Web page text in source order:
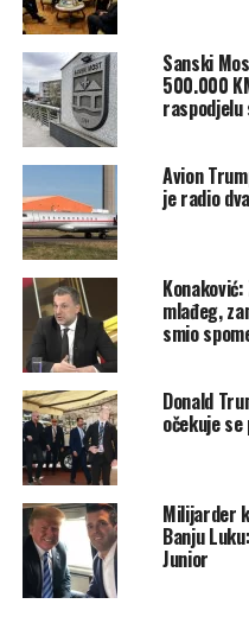
Federacije BiH.
Dodao je kako postoje
Republike Srpske da će taj
realizacije u narednoj
Asfaltiranjem ovog
Sanskog Mosta do
Osim toga, tako bi se
nalazi uz ovaj putni pravac
ekonomski mrtvo.
“Stvorili bi se mnogo bolji
stimulisala ekonomska
komunikaciji privrednicima
efikasnija konekcija na
Seferović.
Trasa
ali u lošem
Sanski
500.000
Avion
je radio
mlađeg,
smio
Donald
očekuje
Milijarder
Banju
Junior